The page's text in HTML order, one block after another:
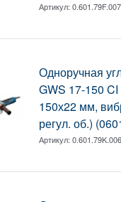
Артикул:0.601.79F.007
Одноручная
GWS 17-150 CI
150х22 мм,
регул. об.)
Артикул: